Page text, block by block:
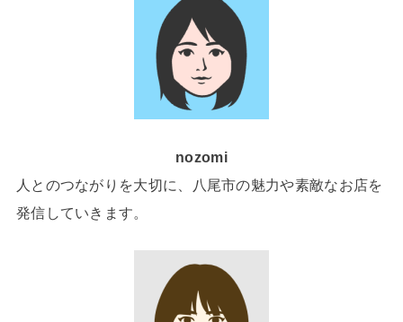
nozomi
人とのつながりを大切に、八尾市の魅力や素敵なお店を
発信していきます。